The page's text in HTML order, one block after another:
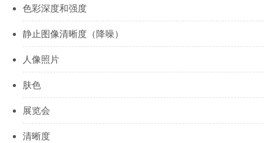
色彩深度和强度
静止图像清晰度（降噪）
人像照片
肤色
展览会
清晰度